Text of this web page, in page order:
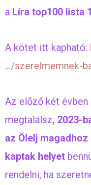
a Líra top100 lista
A kötet itt kapható:
…/szerelmemnek-
Az előző két
megtalálsz, 2023-
az Ölelj
kaptak helyet
rendelni, ha